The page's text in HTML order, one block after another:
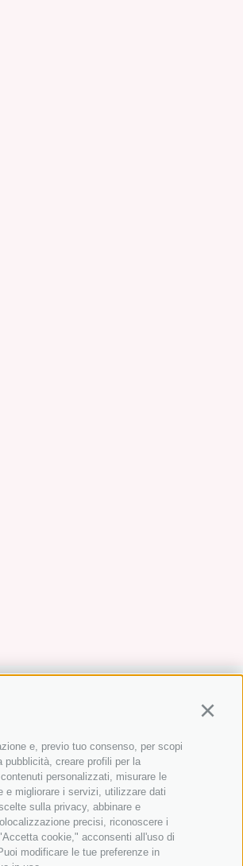
e, previo tuo consenso, per scopi
creare profili per la
personalizzati, misurare le
e migliorare i servizi, utilizzare dati
sulla privacy, abbinare e
precisi, riconoscere i
cookie," acconsenti all'uso di
modificare le tue preferenze in